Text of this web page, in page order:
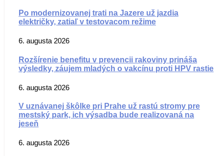
Po modernizovanej trati na Jazere už jazdia
električky, zatiaľ v testovacom režime
6. augusta 2026
Rozšírenie benefitu v prevencii rakoviny prináša
výsledky, záujem mladých o vakcínu proti HPV rastie
6. augusta 2026
V uznávanej škôlke pri Prahe už rastú stromy pre
mestský park, ich výsadba bude realizovaná na
jeseň
6. augusta 2026